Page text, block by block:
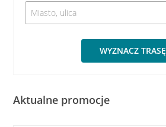
WYZNACZ TRASĘ
Aktualne promocje